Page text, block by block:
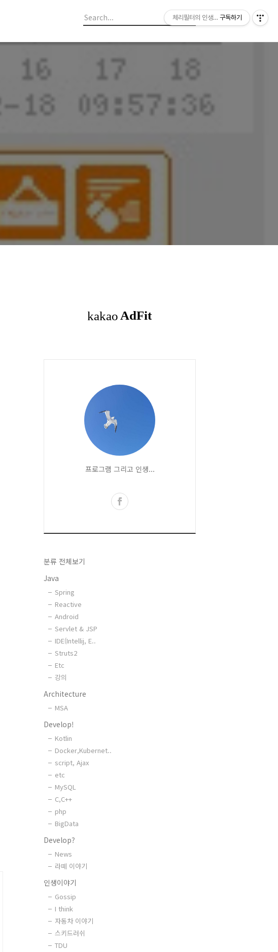
프로그램 그리고 인생...
분류 전체보기
Java
Spring
Reactive
Android
Servlet & JSP
IDE(Intellij, E..
Struts2
Etc
강의
Architecture
MSA
Develop!
Kotlin
Docker,Kubernet..
script, Ajax
etc
MySQL
C,C++
php
BigData
Develop?
News
라떼 이야기
인생이야기
Gossip
I think
자동차 이야기
스키드러쉬
TDU
체리필터의 인생이야기구독하기